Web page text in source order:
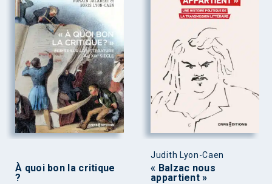
À quoi bon la critique
?
Judith Lyon-Caen
« Balzac nous
appartient »